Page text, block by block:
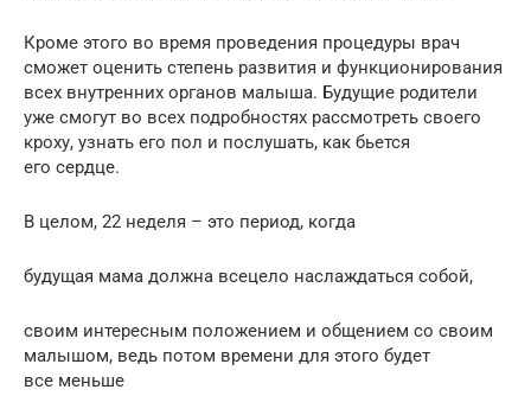
Кроме этого во время проведения процедуры врач
сможет оценить степень развития и функционирования
всех внутренних органов малыша. Будущие родители
уже смогут во всех подробностях рассмотреть своего
кроху, узнать его пол и послушать, как бьется
его сердце.
В целом, 22 неделя – это период, когда
будущая мама должна всецело наслаждаться собой,
своим интересным положением и общением со своим
малышом, ведь потом времени для этого будет
все меньше